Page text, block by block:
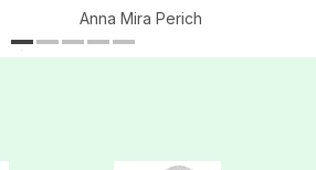
Anna Mira Perich